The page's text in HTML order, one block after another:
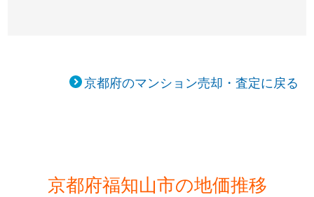
京都府のマンション売却・査定に戻る
京都府福知山市の地価推移